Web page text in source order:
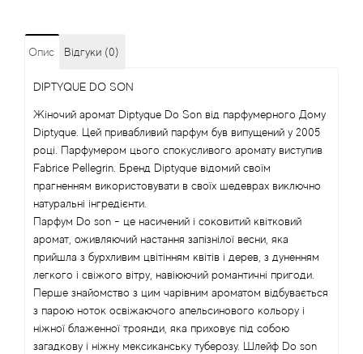
Опис Відгуки (0)
DIPTYQUE DO SON
Жіночий аромат Diptyque Do Son від парфумерного Дому
Diptyque. Цей привабливий парфум був випущений у 2005
році. Парфумером цього спокусливого аромату виступив
Fabrice Pellegrin. Бренд Diptyque відомий своїм
прагненням використовувати в своїх шедеврах виключно
натуральні інгредієнти.
Парфум Do son - це насичений і соковитий квітковий
аромат, оживляючий настання запізнілої весни, яка
прийшла з бурхливим цвітінням квітів і дерев, з дуненням
легкого і свіжого вітру, навіюючий романтичні пригоди.
Перше знайомство з цим чарівним ароматом відбувається
з парою ноток освіжаючого апельсинового кольору і
ніжної блаженної троянди, яка приховує під собою
загадкову і ніжну мексиканську туберозу. Шлейф Do son
Amouroud
Angel Schlesser
Anima Mundi
Anna Sui
Annayake
Anne Fontaine
Annick Goutal